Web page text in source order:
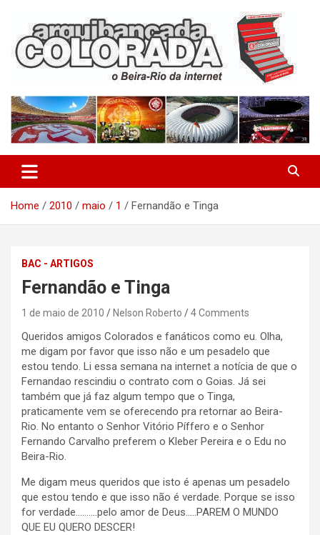
content
Arquibancada Colorada
Home 2010 maio 1 Fernandão e Tinga
BAC - ARTIGOS
Fernandão e Tinga
1 de maio de 2010 Nelson Roberto 4 Comments
Queridos amigos Colorados e fanáticos como eu. Olha,
me digam por favor que isso não e um pesadelo que
estou tendo. Li essa semana na internet a notícia de que o
Fernandao rescindiu o contrato com o Goias. Já sei
também que já faz algum tempo que o Tinga,
praticamente vem se oferecendo pra retornar ao Beira-
Rio. No entanto o Senhor Vitório Píffero e o Senhor
Fernando Carvalho preferem o Kleber Pereira e o Edu no
Beira-Rio.
Me digam meus queridos que isto é apenas um pesadelo
que estou tendo e que isso não é verdade. Porque se isso
for verdade……….pelo amor de Deus…..PAREM O MUNDO
QUE EU QUERO DESCER!